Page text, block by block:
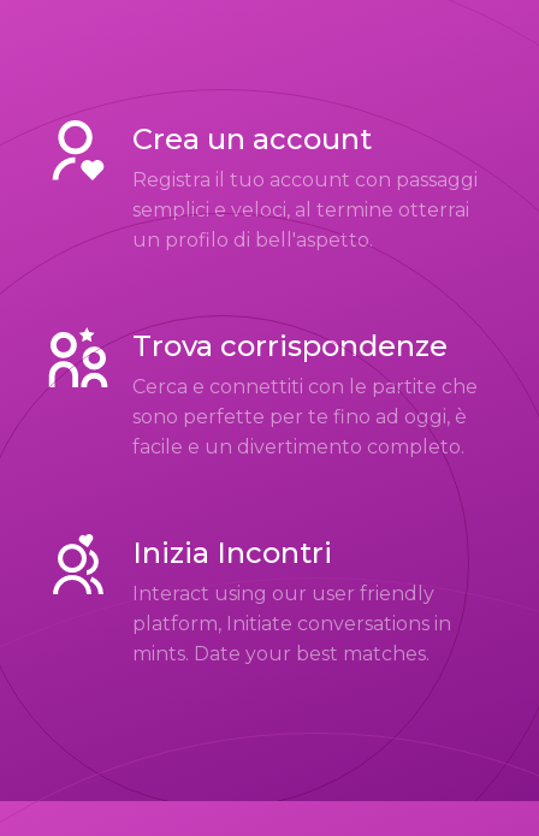
Crea un account
Registra il tuo account con passaggi
semplici e veloci, al termine otterrai
un profilo di bell'aspetto.
Trova corrispondenze
Cerca e connettiti con le partite che
sono perfette per te fino ad oggi, è
facile e un divertimento completo.
Inizia Incontri
Interact using our user friendly
platform, Initiate conversations in
mints. Date your best matches.